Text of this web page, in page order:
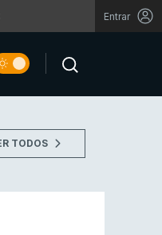
Entrar
TODOS